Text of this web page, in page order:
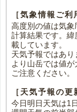
［気象情報ご利
高度別の値は気
計算結果です。
載しています。
天気予報ではあ
より山岳では値
ご注意ください。
［天気予報の更
今日明日天気は1